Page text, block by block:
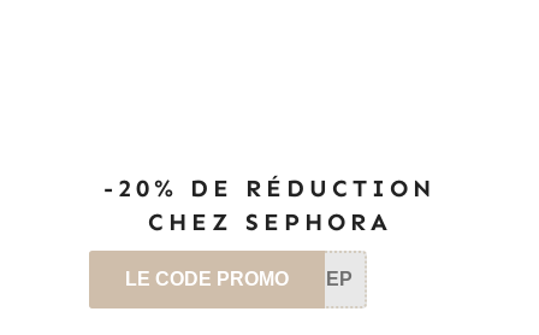
-20% DE RÉDUCTION
CHEZ SEPHORA
LE CODE PROMO SEP